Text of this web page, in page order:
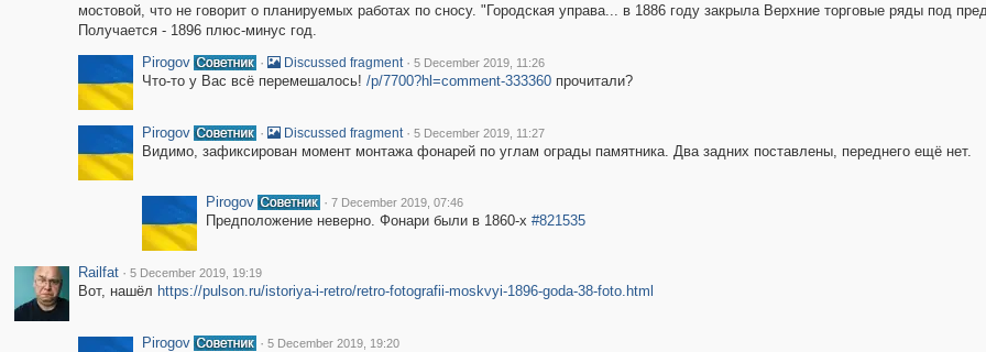
мостовой, что не говорит о планируемых работах по сносу. "Городская управа... в 1886 году закрыла Верхние торговые ряды под
Получается - 1896 плюс-минус год.
Pirogov
· Discussed fragment · 5 December 2019, 11:26
Что-то у Вас всё перемешалось! /p/7700?hl=comment-333360прочитали?
Pirogov · Discussed fragment · 5 December 2019, 11:27
Видимо, зафиксирован момент монтажа фонарей по углам ограды памятника. Два задних поставлены, переднего ещё нет.
Pirogov · 7 December 2019, 07:46
Предположение неверно. Фонари были в 1860-х #821535
Railfat · 5 December 2019, 19:19
Вот, нашёл https://pulson.ru/istoriya-i-retro/retro-fotografii-moskvyi-1896-goda-38-foto.html
Pirogov · 5 December 2019, 19:20